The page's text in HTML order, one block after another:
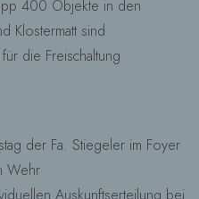
400 Objekte in den
Klostermatt sind
die Freischaltung
der Fa. Stiegeler im Foyer
Wehr